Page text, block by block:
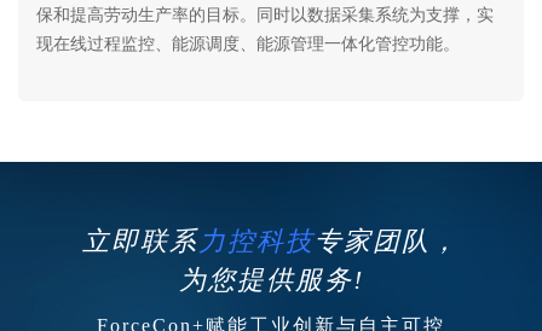
保和提高劳动生产率的目标。同时以数据采集系统为支撑，实
现在线过程监控、能源调度、能源管理一体化管控功能。
立即联系 力控科技专家团队，
为您提供服务!
ForceCon+赋能工业创新与自主可控